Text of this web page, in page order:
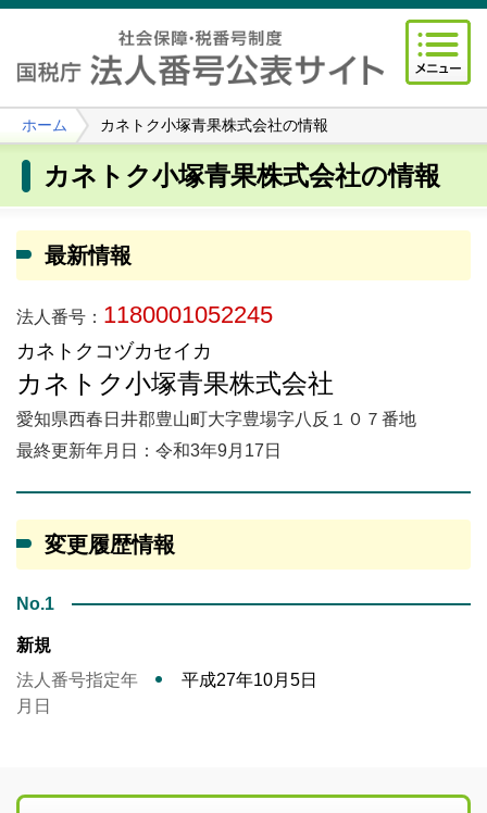
ホーム カネトク小塚青果株式会社の情報
カネトク小塚青果株式会社の情報
最新情報
法人番号： 1180001052245
カネトクコヅカセイカ
カネトク小塚青果株式会社
愛知県西春日井郡豊山町大字豊場字八反１０７番地
最終更新年月日：令和3年9月17日
変更履歴情報
No.1
新規
法人番号指定年
月日
平成27年10月5日